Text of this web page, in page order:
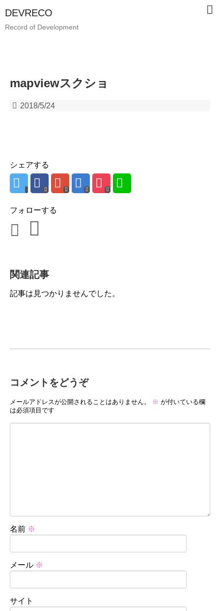
DEVRECO
Record of Development
mapviewスクショ
2018/5/24
シェアする
フォローする
関連記事
記事は見つかりませんでした。
コメントをどうぞ
メールアドレスが公開されることはありません。 ※ が付いている欄
は必須項目です
名前 ※
メール ※
サイト